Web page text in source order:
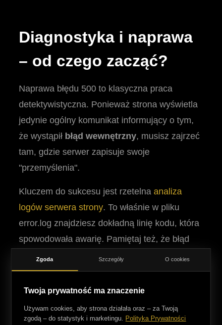
Diagnostyka i naprawa
– od czego zacząć?
Naprawa błędu 500 to klasyczna praca
detektywistyczna. Ponieważ strona wyświetla
jedynie ogólny komunikat informujący o tym,
że wystąpił błąd wewnętrzny, musisz zajrzeć
tam, gdzie serwer zapisuje swoje
"przemyślenia".
Kluczem do sukcesu jest rzetelna analiza
logów serwera strony. To właśnie w pliku
error.log znajdziesz dokładną linię kodu, która
spowodowała awarię. Pamiętaj też, że błąd
500 często pojawia się w projektach, gdzie
występuje zjawiskooverengineeringu–
nadmiar warstw abstrakcji i zbyt
nawet mała zmiana w środowisku może
Zgoda Szczegóły O cookies
Twoja prywatność ma znaczenie
Używam cookies, aby strona działała oraz – za Twoją
zgodą – do statystyk i marketingu. Polityka Prywatności